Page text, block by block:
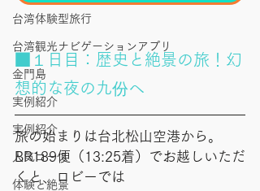
台湾体験型旅行
台湾観光ナビゲーションアプリ
金門島
実例紹介
実例紹介
人気コース
体験と絶景
■１日目：歴史と絶景の旅！幻
想的な夜の九份へ
旅の始まりは台北松山空港から。
BR189便（13:25着）でお越しいただ
くと、ロビーでは